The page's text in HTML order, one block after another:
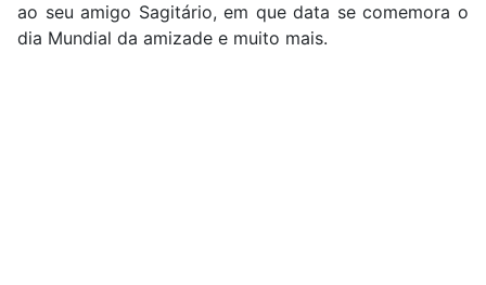
ao seu amigo Sagitário, em que data se comemora o
dia Mundial da amizade e muito mais.